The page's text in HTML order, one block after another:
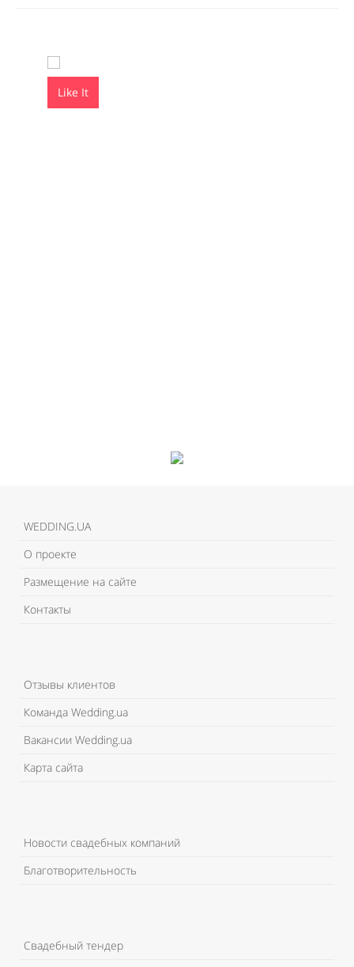
Like It
WEDDING.UA
О проекте
Размещение на сайте
Контакты
Отзывы клиентов
Команда Wedding.ua
Вакансии Wedding.ua
Карта сайта
Новости свадебных компаний
Благотворительность
Свадебный тендер